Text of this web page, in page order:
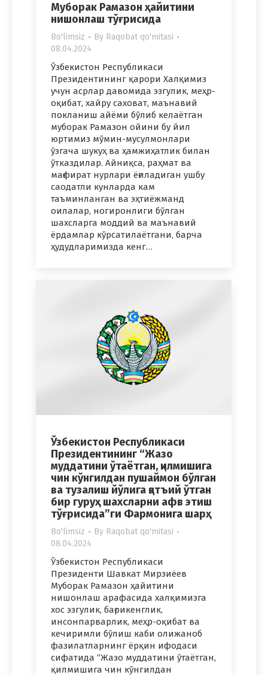
Муборак Рамазон ҳайитини
нишонлаш тўғрисида
Bo'limsiz By Raqobat qo'mitasi
08.04.2024
Ўзбекистон Республикаси
Президентининг қарори Халқимиз
учун асрлар давомида эзгулик, меҳр-
оқибат, хайру саховат, маънавий
покланиш айёми бўлиб келаётган
муборак Рамазон ойини бу йил
юртимиз мўмин-мусулмонлари
ўзгача шукуҳ ва ҳамжиҳатлик билан
ўтказдилар. Айниқса, раҳмат ва
мағфират нурлари ёғиладиган ушбу
саодатли кунларда кам
таъминланган ва эҳтиёжманд
оилалар, ногиронлиги бўлган
шахсларга моддий ва маънавий
ёрдамлар кўрсатилаётгани, барча
ҳудудларимизда кенг…
Ўзбекистон Республикаси
Президентининг “Жазо
муддатини ўтаётган, қилмишига
чин кўнгилдан пушаймон бўлган
ва тузалиш йўлига қатъий ўтган
бир гуруҳ шахсларни афв этиш
тўғрисида”ги Фармонига шарҳ
Bo'limsiz By Raqobat qo'mitasi
08.04.2024
Ўзбекистон Республикаси
Президенти Шавкат Мирзиёев
Муборак Рамазон ҳайитини
нишонлаш арафасида халқимизга
хос эзгулик, бағрикенглик,
инсонпарварлик, меҳр-оқибат ва
кечиримли бўлиш каби олижаноб
фазилатларнинг ёрқин ифодаси
сифатида “Жазо муддатини ўтаётган,
қилмишига чин кўнгилдан